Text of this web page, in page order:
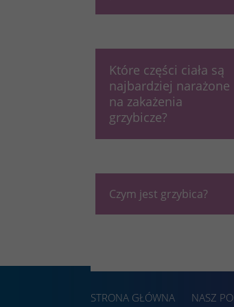
Które części ciała są
najbardziej narażone
na zakażenia
grzybicze?
Czym jest grzybica?
STRONA GŁÓWNA NASZ